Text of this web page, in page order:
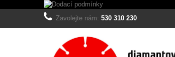
Zavolejte nám: 530 310 230